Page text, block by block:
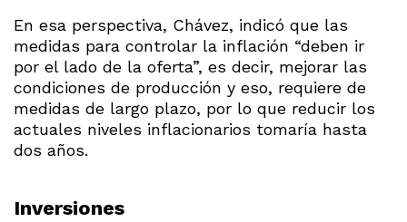
En esa perspectiva, Chávez, indicó que las
medidas para controlar la inflación “deben ir
por el lado de la oferta”, es decir, mejorar las
condiciones de producción y eso, requiere de
medidas de largo plazo, por lo que reducir los
actuales niveles inflacionarios tomaría hasta
dos años.
Inversiones